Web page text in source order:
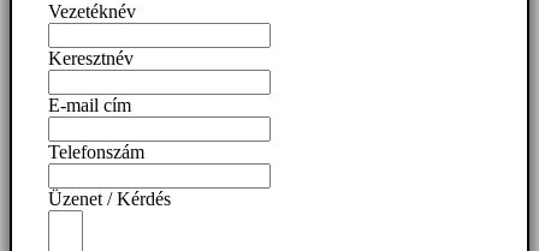
Vezetéknév
Keresztnév
E-mail cím
Telefonszám
Üzenet / Kérdés